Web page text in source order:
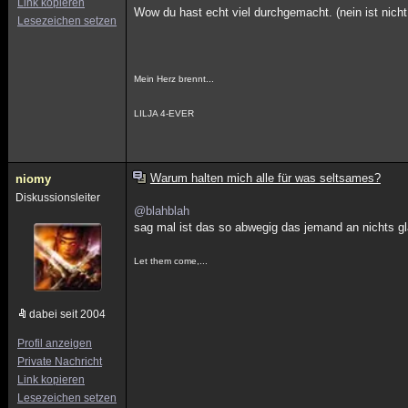
Link kopieren
Lesezeichen setzen
Wow du hast echt viel durchgemacht. (nein ist
Mein Herz brennt...
LILJA 4-EVER
niomy
Diskussionsleiter
dabei seit 2004
Profil anzeigen
Private Nachricht
Link kopieren
Lesezeichen setzen
Warum halten mich alle für was seltsames?
@blahblah
sag mal ist das so abwegig das jemand an nichts
Let them come,...